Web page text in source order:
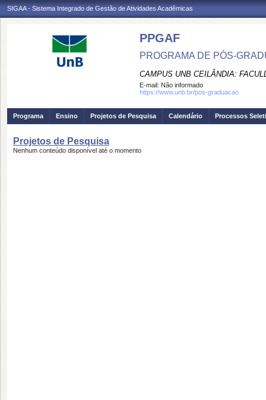
SIGAA - Sistema Integrado de Gestão de Atividades Acadêmicas
PPGAF
PROGRAMA DE PÓS-
CAMPUS UNB CEILÂNDIA:
E-mail: Não informado
https://www.unb.br/pos-graduacao
Programa Ensino Projetos de Pesquisa Calendário Processos
Projetos de Pesquisa
Nenhum conteúdo disponível até o momento